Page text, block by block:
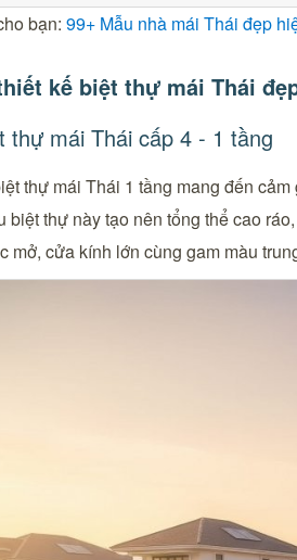
bạn: 99+ Mẫu nhà mái Thái đẹp
kế biệt thự mái Thái
thự mái Thái cấp 4 - 1 tầng
thự mái Thái 1 tầng mang đến
biệt thự này tạo nên tổng thể cao
mở, cửa kính lớn cùng gam màu